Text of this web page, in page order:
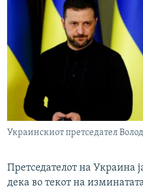
Украинскиот претседател
Претседателот на Украина
дека во текот на